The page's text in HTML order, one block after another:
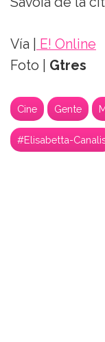
Vía |
E! Online
Foto | Gtres
Cine Gente
#Elisabetta-